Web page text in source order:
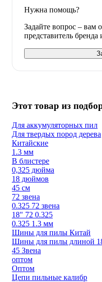
Нужна помощь?
Задайте вопрос – вам
представитель
Этот товар из
Для аккумуляторных пил
Для твердых пород дерева
Китайские
1.3 мм
В блистере
0,325 дюйма
18 дюймов
45 см
72 звена
0.325 72 звена
18" 72 0.325
0.325 1.3 мм
Шины для пилы Китай
Шины для пилы длиной
45 Звена
оптом
Оптом
Цепи пильные калибр